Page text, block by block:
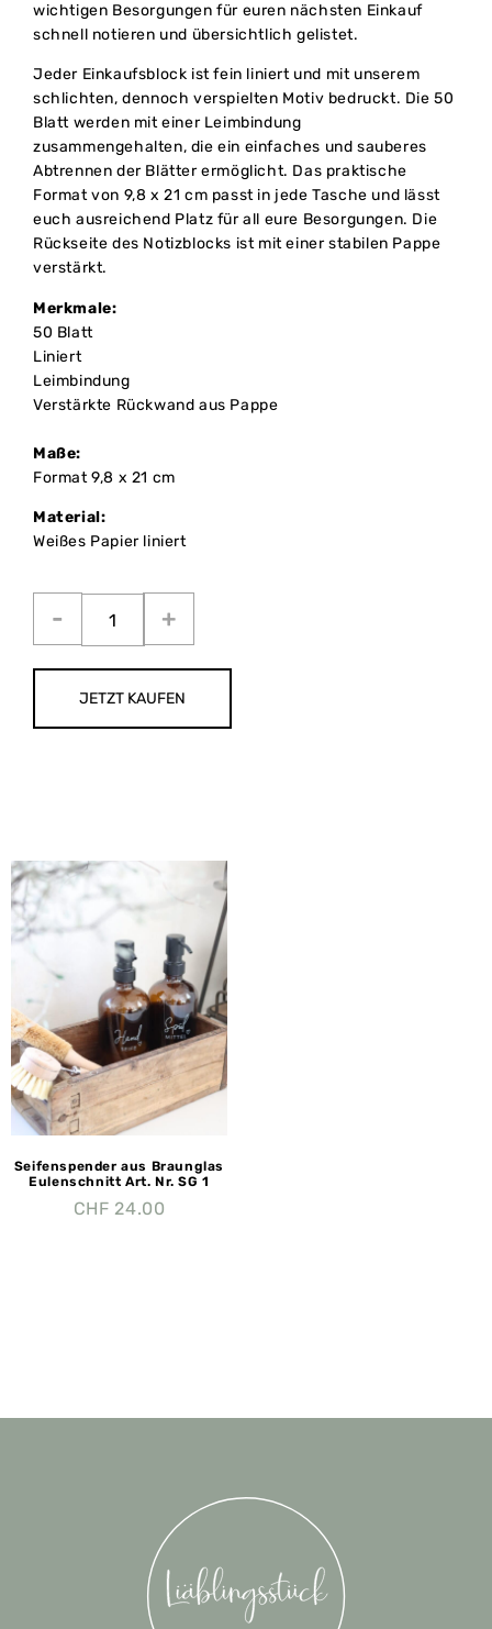
wichtigen Besorgungen für euren nächsten Einkauf
schnell notieren und übersichtlich gelistet.
Jeder Einkaufsblock ist fein liniert und mit unserem
schlichten, dennoch verspielten Motiv bedruckt. Die 50
Blatt werden mit einer Leimbindung
zusammengehalten, die ein einfaches und sauberes
Abtrennen der Blätter ermöglicht. Das praktische
Format von 9,8 x 21 cm passt in jede Tasche und lässt
euch ausreichend Platz für all eure Besorgungen. Die
Rückseite des Notizblocks ist mit einer stabilen Pappe
verstärkt.
Merkmale:
50 Blatt
Liniert
Leimbindung
Verstärkte Rückwand aus Pappe
Maße:
Format 9,8 x 21 cm
Material:
Weißes Papier liniert
JETZT KAUFEN
Seifenspender aus Braunglas
Eulenschnitt Art. Nr. SG 1
CHF 24.00